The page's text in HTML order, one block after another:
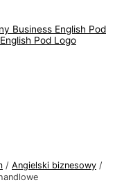
/ Angielski biznesowy /